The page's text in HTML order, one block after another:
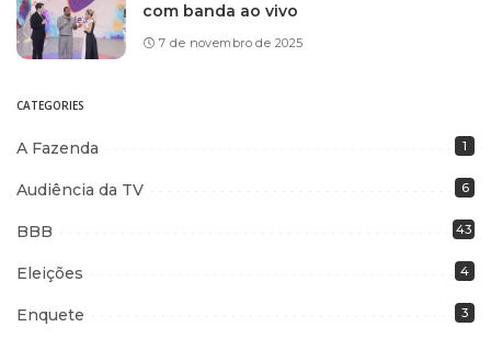
com banda ao vivo
7 de novembro de 2025
CATEGORIES
A Fazenda 1
Audiência da TV 6
BBB 43
Eleições 4
Enquete 3